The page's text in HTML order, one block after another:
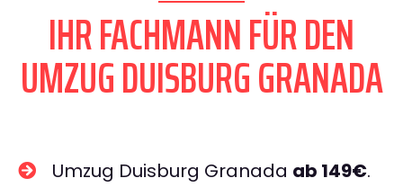
IHR FACHMANN FÜR DEN
UMZUG DUISBURG GRANADA
Umzug Duisburg Granada ab 149€.